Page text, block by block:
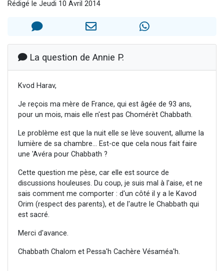
6 personnes viennent de faire un don pour 5 enfants déjà orphelins risquent de perdre leur maman
2 personnes viennent de faire un don pour Reloger Rivka, 6 enfants, victime de violences...
Il reste 49 places pour étudier en groupe sur Zoom
3 personnes viennent de faire un don pour Diane, 80 ans, dans un appartement insalubre
Rédigé le Jeudi 10 Avril 2014
La question de Annie P.
Kvod Harav,
Je reçois ma mère de France, qui est âgée de 93 ans,
pour un mois, mais elle n'est pas Chomérèt Chabbath.
Le problème est que la nuit elle se lève souvent, allume la
lumière de sa chambre... Est-ce que cela nous fait faire
une 'Avéra pour Chabbath ?
Cette question me pèse, car elle est source de
discussions houleuses. Du coup, je suis mal à l'aise, et ne
sais comment me comporter : d'un côté il y a le Kavod
Orim (respect des parents), et de l'autre le Chabbath qui
est sacré.
Merci d'avance.
Chabbath Chalom et Pessa'h Cachère Vésaméa'h.